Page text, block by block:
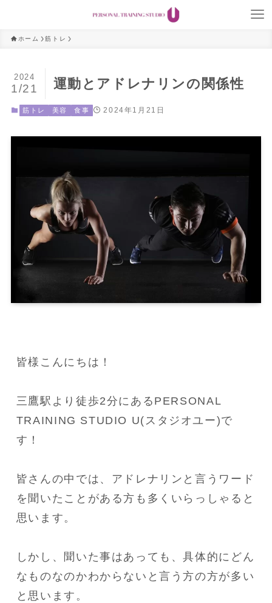
ホーム 筋トレ
運動とアドレナリンの関係性
2024
1/21
筋トレ 美容 食事 2024年1月21日
皆様こんにちは！
三鷹駅より徒歩2分にあるPERSONAL
TRAINING STUDIO U(スタジオユー)で
す！
皆さんの中では、アドレナリンと言うワード
を聞いたことがある方も多くいらっしゃると
思います。
しかし、聞いた事はあっても、具体的にどん
なものなのかわからないと言う方の方が多い
と思います。